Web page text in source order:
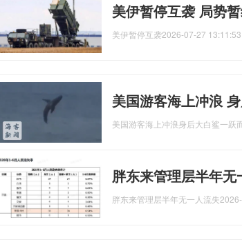
美伊暂停互袭 局势
美伊暂停互袭2026-07-27 13:11:53
美国游客海上冲浪
美国游客海上冲浪身后大白鲨一跃
胖东来管理层半年
胖东来管理层半年无一人流失